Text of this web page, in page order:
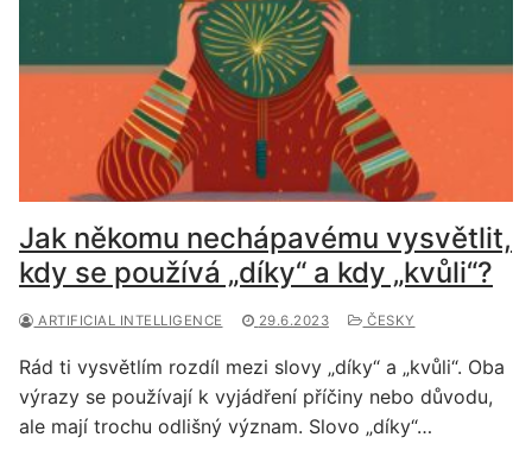
Jak někomu nechápavému vysvětlit,
kdy se používá „díky“ a kdy „kvůli“?
ARTIFICIAL INTELLIGENCE 29.6.2023 ČESKY
Rád ti vysvětlím rozdíl mezi slovy „díky“ a „kvůli“. Oba
výrazy se používají k vyjádření příčiny nebo důvodu,
ale mají trochu odlišný význam. Slovo „díky“…